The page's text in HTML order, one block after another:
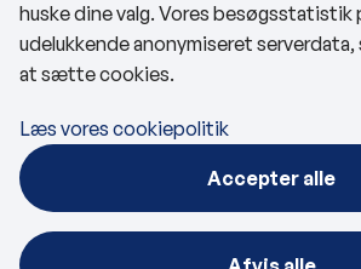
Privatlivspolitik
Cookies
Følg os
BRK på Facebook
huske dine valg. Vores besøgsstatistik
udelukkende anonymiseret serverdata,
at sætte cookies.
Læs vores cookiepolitik
Accepter alle